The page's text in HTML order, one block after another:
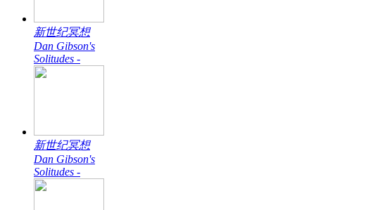
新世纪冥想
Dan Gibson's
Solitudes -
新世纪冥想
Dan Gibson's
Solitudes -